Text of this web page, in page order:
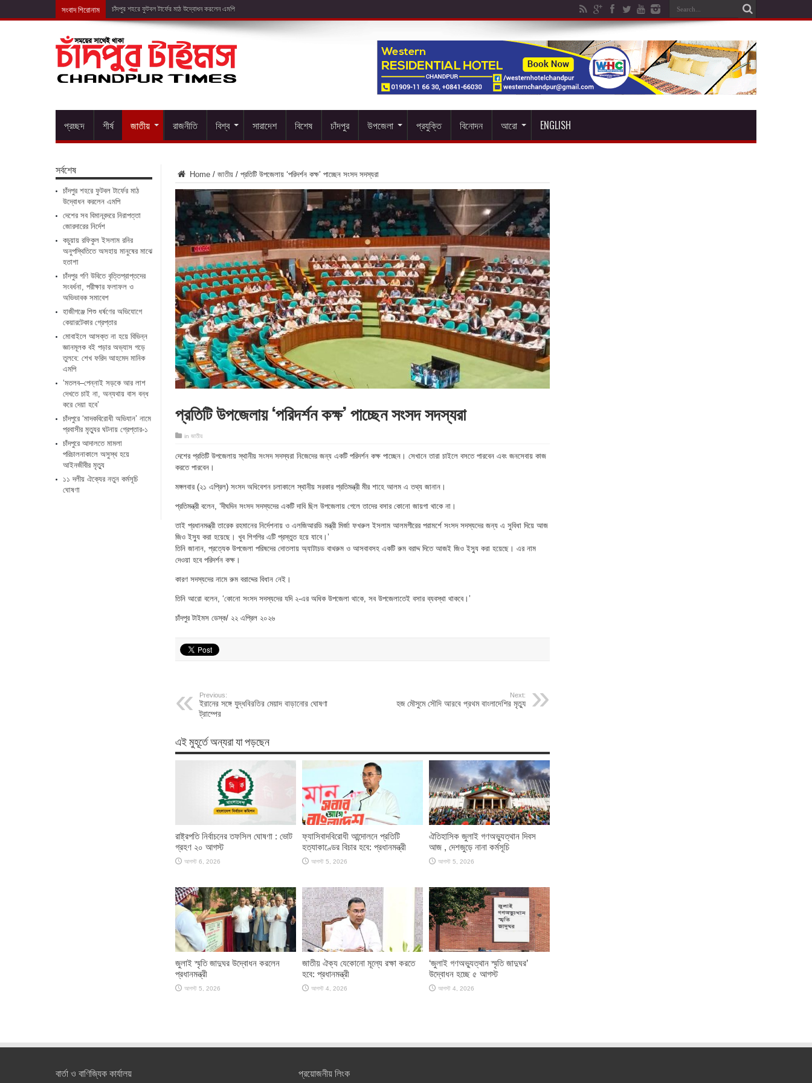
সংবাদ শিরোনাম চাঁদপুর শহরে ফুটবল টার্ফের মাঠ উদ্বোধন করলেন এমপি
প্রচ্ছদ শীর্ষ জাতীয় রাজনীতি বিশ্ব সারাদেশ বিশেষ চাঁদপুর উপজেলা প্রযুক্তি বিনোদন আরো ENGLISH
Home / জাতীয় / প্রতিটি উপজেলায় ‘পরিদর্শন কক্ষ’ পাচ্ছেন সংসদ সদস্যরা
প্রতিটি উপজেলায় ‘পরিদর্শন কক্ষ’ পাচ্ছেন সংসদ সদস্যরা
in জাতীয়
দেশের প্রতিটি উপজেলায় স্থানীয় সংসদ সদস্যরা নিজেদের জন্য একটি পরিদর্শন কক্ষ পাচ্ছেন। সেখানে তারা চাইলে বসতে পারবেন এবং জনসেবায় কাজ
করতে পারবেন।
মঙ্গলবার (২১ এপ্রিল) সংসদ অধিবেশন চলাকালে স্থানীয় সরকার প্রতিমন্ত্রী মীর শাহে আলম এ তথ্য জানান।
প্রতিমন্ত্রী বলেন, ‘দীঘদিন সংসদ সদস্যদের একটি দাবি ছিল উপজেলায় গেলে তাদের বসার কোনো জায়গা থাকে না।
তাই প্রধানমন্ত্রী তারেক রহমানের নির্দেশনায় ও এলজিআরডি মন্ত্রী মির্জা ফখরুল ইসলাম আলমগীরের পরামর্শে সংসদ সদস্যদের জন্য এ সুবিধা দিয়ে আজ
জিও ইস্যু করা হয়েছে। খুব শিগগির এটি প্রস্তুত হয়ে যাবে।’
তিনি জানান, প্রত্যেক উপজেলা পরিষদের দোতলায় অ্যাটাচড বাথরুম ও আসবাবসহ একটি রুম বরাদ্দ দিতে আজই জিও ইস্যু করা হয়েছে। এর নাম
দেওয়া হবে পরিদর্শন কক্ষ।
কারণ সদস্যদের নামে রুম বরাদ্দের বিধান নেই।
তিনি আরো বলেন, ‘কোনো সংসদ সদস্যদের যদি ২-এর অধিক উপজেলা থাকে, সব উপজেলাতেই বসার ব্যবস্থা থাকবে।’
চাঁদপুর টাইমস ডেস্ক/ ২২ এপ্রিল ২০২৬
Previous:
ইরানের সঙ্গে যুদ্ধবিরতির মেয়াদ বাড়ানোর ঘোষণা
ট্রাম্পের
Next:
হজ মৌসুমে সৌদি আরবে প্রথম বাংলাদেশির মৃত্যু
এই মুহূর্তে অন্যরা যা পড়ছেন
রাষ্ট্রপতি নির্বাচনের তফসিল ঘোষণা : ভোট
গ্রহণ ২০ আগস্ট
আগস্ট 6, 2026
ফ্যাসিবাদবিরোধী আন্দোলনে প্রতিটি
হত্যাকাণ্ডের বিচার হবে: প্রধানমন্ত্রী
আগস্ট 5, 2026
ঐতিহাসিক জুলাই গণঅভ্যুত্থান দিবস
আজ , দেশজুড়ে নানা কর্মসূচি
আগস্ট 5, 2026
জুলাই স্মৃতি জাদুঘর উদ্বোধন করলেন
প্রধানমন্ত্রী
আগস্ট 5, 2026
জাতীয় ঐক্য যেকোনো মূল্যে রক্ষা করতে
হবে: প্রধানমন্ত্রী
আগস্ট 4, 2026
‘জুলাই গণঅভ্যুত্থান স্মৃতি জাদুঘর’
উদ্বোধন হচ্ছে ৫ আগস্ট
আগস্ট 4, 2026
সর্বশেষ
চাঁদপুর শহরে ফুটবল টার্ফের মাঠ
উদ্বোধন করলেন এমপি
দেশের সব বিমানবন্দরে নিরাপত্তা
জোরদারের নির্দেশ
কচুয়ায় রফিকুল ইসলাম রনির
অনুপস্থিতিতে অসহায় মানুষের মাঝে
হতাশা
চাঁদপুর গণি উবিতে বৃত্তিপ্রাপ্তদের
সংবর্ধনা, পরীক্ষার ফলাফল ও
অভিভাবক সমাবেশ
হাজীগঞ্জে শিশু ধর্ষণের অভিযোগে
কেয়ারটেকার গ্রেপ্তার
মোবাইলে আসক্ত না হয়ে বিভিন্ন
জ্ঞানমূলক বই পড়ার অভ্যাস গড়ে
তুলবে: শেখ ফরিদ আহমেদ মানিক
এমপি
‘মতলব–পেন্নাই সড়কে আর লাশ
দেখতে চাই না, অন্যথায় বাস বন্ধ
করে দেয়া হবে’
চাঁদপুরে ‘মাদকবিরোধী অভিযান’ নামে
প্রবাসীর মৃত্যুর ঘটনায় গ্রেপ্তার-১
চাঁদপুরে আদালতে মামলা
পরিচালনাকালে অসুস্থ হয়ে
আইনজীবীর মৃত্যু
১১ দলীয় ঐক্যের নতুন কর্মসূচি
ঘোষণা
বার্তা ও বাণিজ্যিক কার্যালয় প্রয়োজনীয় লিংক